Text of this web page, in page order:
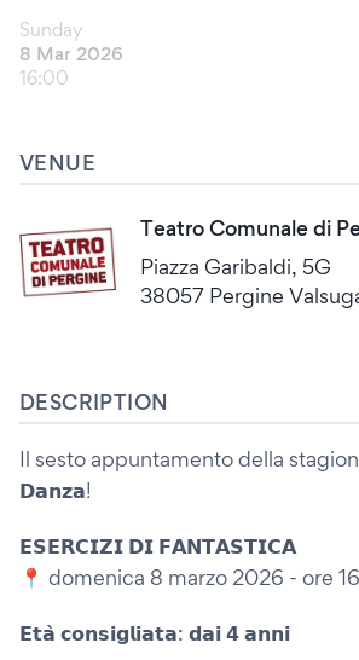
Sunday
8 Mar 2026
16:00
VENUE
Teatro Comunale di
Piazza Garibaldi, 5G
38057 Pergine
DESCRIPTION
Il sesto appuntamento della
𝗗𝗮𝗻𝘇𝗮!
𝗘𝗦𝗘𝗥𝗖𝗜𝗭𝗜 𝗗𝗜 𝗙𝗔𝗡𝗧𝗔𝗦𝗧𝗜𝗖𝗔
📍 domenica 8 marzo 2026 - ore
𝗘𝘁𝗮̀ 𝗰𝗼𝗻𝘀𝗶𝗴𝗹𝗶𝗮𝘁𝗮: 𝗱𝗮𝗶 𝟰 𝗮𝗻𝗻𝗶